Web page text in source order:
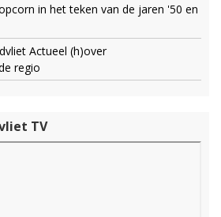
in het teken van de jaren '50 en
Actueel (h)over
regio
TV